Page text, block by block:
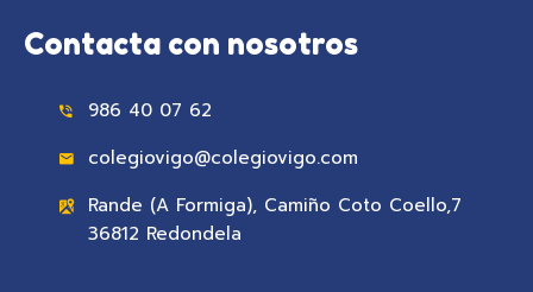
Contacta con nosotros
986 40 07 62
colegiovigo@colegiovigo.com
Rande (A Formiga), Camiño Coto Coello,7
36812 Redondela